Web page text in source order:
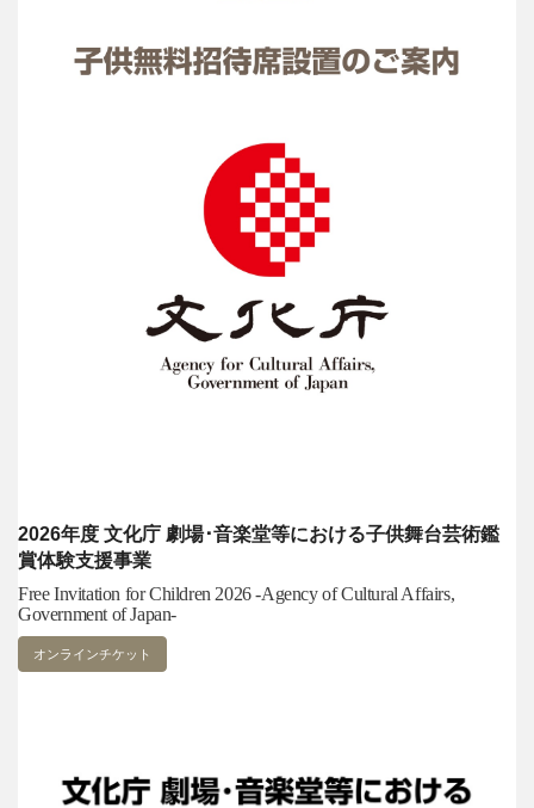
2026年度 文化庁 劇場･音楽堂等における子供舞台芸術鑑
賞体験支援事業
Free Invitation for Children 2026 -Agency of Cultural Affairs,
Government of Japan-
オンラインチケット